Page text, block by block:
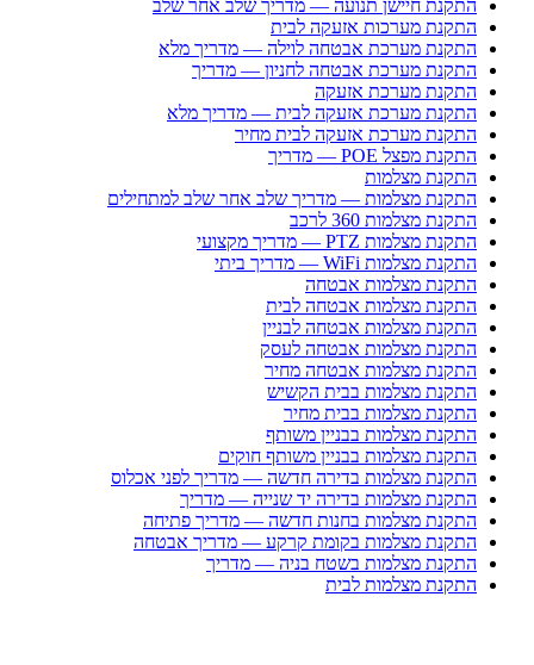
התקנת חיישן תנועה — מדריך שלב אחר שלב
התקנת מערכות אזעקה לבית
התקנת מערכת אבטחה לוילה — מדריך מלא
התקנת מערכת אבטחה לחניון — מדריך
התקנת מערכת אזעקה
התקנת מערכת אזעקה לבית — מדריך מלא
התקנת מערכת אזעקה לבית מחיר
התקנת מפצל POE — מדריך
התקנת מצלמות
התקנת מצלמות — מדריך שלב אחר שלב למתחילים
התקנת מצלמות 360 לרכב
התקנת מצלמות PTZ — מדריך מקצועי
התקנת מצלמות WiFi — מדריך ביתי
התקנת מצלמות אבטחה
התקנת מצלמות אבטחה לבית
התקנת מצלמות אבטחה לבניין
התקנת מצלמות אבטחה לעסק
התקנת מצלמות אבטחה מחיר
התקנת מצלמות בבית הקשיש
התקנת מצלמות בבית מחיר
התקנת מצלמות בבניין משותף
התקנת מצלמות בבניין משותף חוקים
התקנת מצלמות בדירה חדשה — מדריך לפני אכלוס
התקנת מצלמות בדירה יד שנייה — מדריך
התקנת מצלמות בחנות חדשה — מדריך פתיחה
התקנת מצלמות בקומת קרקע — מדריך אבטחה
התקנת מצלמות בשטח בניה — מדריך
התקנת מצלמות לבית